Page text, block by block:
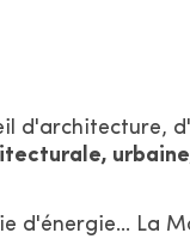
d'architecture,
d'énergie... La